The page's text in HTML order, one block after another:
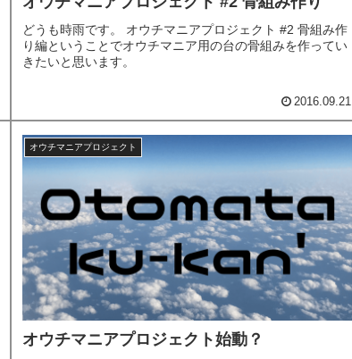
どうも時雨です。 オウチマニアプロジェクト #2 骨組み作
り編ということでオウチマニア用の台の骨組みを作ってい
きたいと思います。
2016.09.21
オウチマニアプロジェクト
オウチマニアプロジェクト始動？